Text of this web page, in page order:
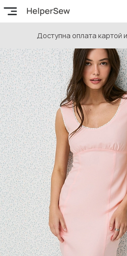
Доступна оплата картой